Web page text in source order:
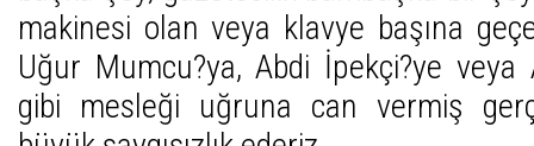
makinesi olan veya klavye başına
Uğur Mumcu?ya, Abdi İpekçi?ye veya
gibi mesleği uğruna can vermiş